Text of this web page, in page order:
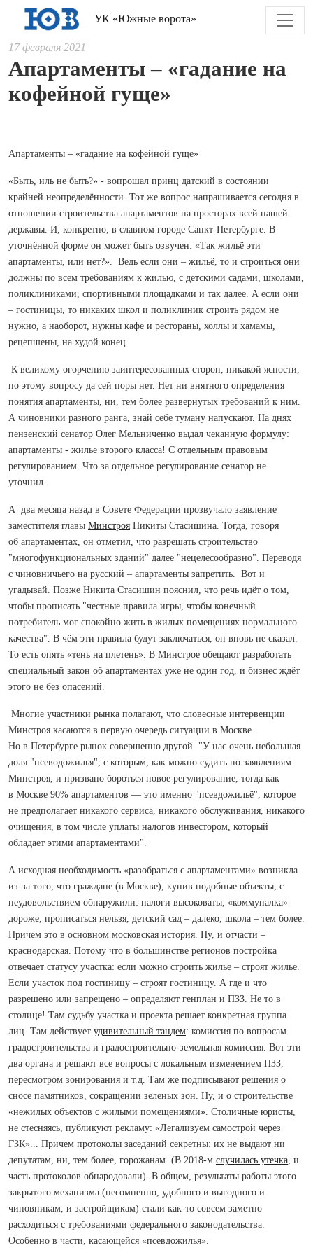
УК «Южные ворота»
17 февраля 2021
Апартаменты – «гадание на
кофейной гуще»
Апартаменты – «гадание на кофейной гуще»
«Быть, иль не быть?» - вопрошал принц датский в состоянии
крайней неопределённости. Тот же вопрос напрашивается сегодня в
отношении строительства апартаментов на просторах всей нашей
державы. И, конкретно, в славном городе Санкт-Петербурге. В
уточнённой форме он может быть озвучен: «Так жильё эти
апартаменты, или нет?». Ведь если они – жильё, то и строиться они
должны по всем требованиям к жилью, с детскими садами, школами,
поликлиниками, спортивными площадками и так далее. А если они
– гостиницы, то никаких школ и поликлиник строить рядом не
нужно, а наоборот, нужны кафе и рестораны, холлы и хамамы,
рецепшены, на худой конец.
К великому огорчению заинтересованных сторон, никакой ясности,
по этому вопросу да сей поры нет. Нет ни внятного определения
понятия апартаменты, ни, тем более развернутых требований к ним.
А чиновники разного ранга, знай себе туману напускают. На днях
пензенский сенатор Олег Мельниченко выдал чеканную формулу:
апартаменты - жилье второго класса! С отдельным правовым
регулированием. Что за отдельное регулирование сенатор не
уточнил.
А два месяца назад в Совете Федерации прозвучало заявление
заместителя главы Минстроя Никиты Стасишина. Тогда, говоря
об апартаментах, он отметил, что разрешать строительство
"многофункциональных зданий" далее "нецелесообразно". Переводя
с чиновничьего на русский – апартаменты запретить. Вот и
угадывай. Позже Никита Стасишин пояснил, что речь идёт о том,
чтобы прописать "честные правила игры, чтобы конечный
потребитель мог спокойно жить в жилых помещениях нормального
качества". В чём эти правила будут заключаться, он вновь не сказал.
То есть опять «тень на плетень». В Минстрое обещают разработать
специальный закон об апартаментах уже не один год, и бизнес ждёт
этого не без опасений.
Многие участники рынка полагают, что словесные интервенции
Минстроя касаются в первую очередь ситуации в Москве.
Но в Петербурге рынок совершенно другой. "У нас очень небольшая
доля "псеводожилья", с которым, как можно судить по заявлениям
Минстроя, и призвано бороться новое регулирование, тогда как
в Москве 90% апартаментов — это именно "псевдожильё", которое
не предполагает никакого сервиса, никакого обслуживания, никакого
очищения, в том числе уплаты налогов инвестором, который
обладает этими апартаментами".
А исходная необходимость «разобраться с апартаментами» возникла
из-за того, что граждане (в Москве), купив подобные объекты, с
неудовольствием обнаружили: налоги высоковаты, «коммуналка»
дороже, прописаться нельзя, детский сад – далеко, школа – тем более.
Причем это в основном московская история. Ну, и отчасти –
краснодарская. Потому что в большинстве регионов постройка
отвечает статусу участка: если можно строить жилье – строят жилье.
Если участок под гостиницу – строят гостиницу. А где и что
разрешено или запрещено – определяют генплан и ПЗЗ. Не то в
столице! Там судьбу участка и проекта решает конкретная группа
лиц. Там действует удивительный тандем: комиссия по вопросам
градостроительства и градостроительно-земельная комиссия. Вот эти
два органа и решают все вопросы с локальным изменением ПЗЗ,
пересмотром зонирования и т.д. Там же подписывают решения о
сносе памятников, сокращении зеленых зон. Ну, и о строительстве
«нежилых объектов с жилыми помещениями». Столичные юристы,
не стесняясь, публикуют рекламу: «Легализуем самострой через
ГЗК»... Причем протоколы заседаний секретны: их не выдают ни
депутатам, ни, тем более, горожанам. (В 2018-м случилась утечка, и
часть протоколов обнародовали). В общем, результаты работы этого
закрытого механизма (несомненно, удобного и выгодного и
чиновникам, и застройщикам) стали как-то совсем заметно
расходиться с требованиями федерального законодательства.
Особенно в части, касающейся «псевдожилья».